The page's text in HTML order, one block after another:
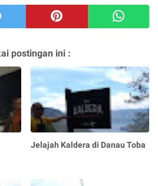
postingan ini :
Jelajah Kaldera di Danau Toba